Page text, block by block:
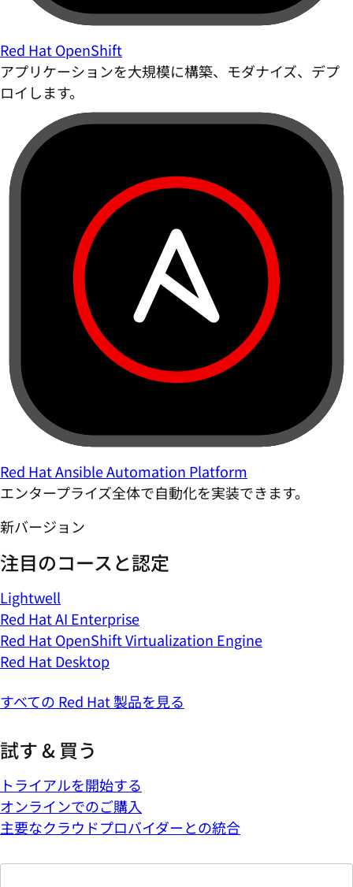
Red Hat OpenShift
アプリケーションを大規模に構築、モダナイズ、デプ
ロイします。
Red Hat Ansible Automation Platform
エンタープライズ全体で自動化を実装できます。
新バージョン
注目のコースと認定
Lightwell
Red Hat AI Enterprise
Red Hat OpenShift Virtualization Engine
Red Hat Desktop
すべての Red Hat 製品を見る
試す & 買う
トライアルを開始する
オンラインでのご購入
主要なクラウドプロバイダーとの統合